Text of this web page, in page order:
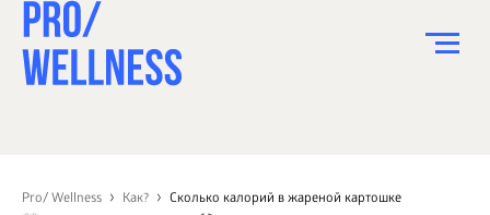
Pro/ Wellness Как?
Сколько калорий в жареной картошке
СПОРТ